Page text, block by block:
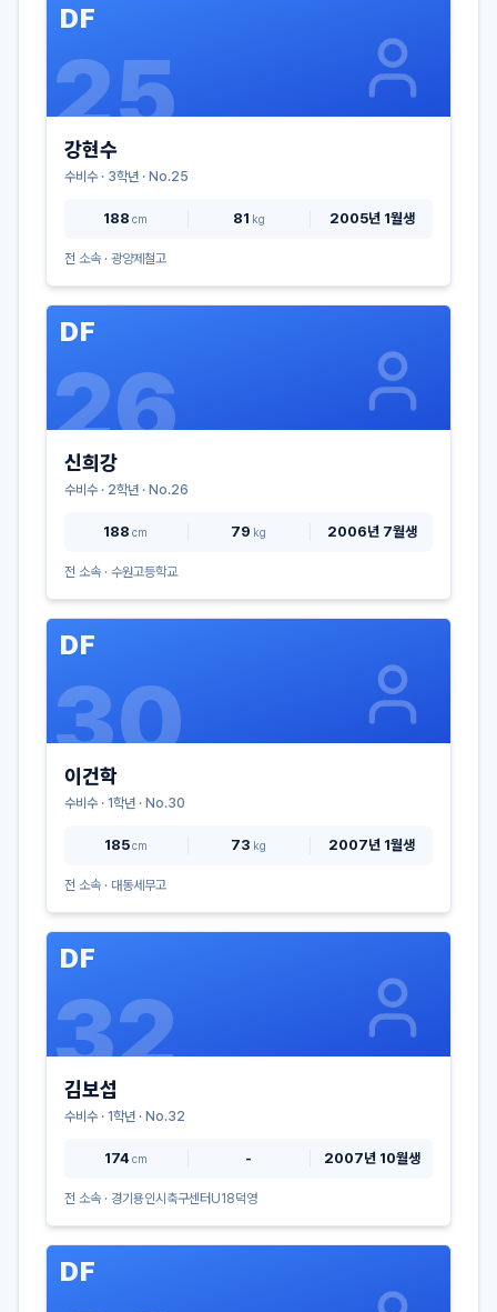
DF
25
강현수
수비수· 3학년 · No.25
188 cm 81 kg 2005년 1월생
전 소속 · 광양제철고
DF
26
신희강
수비수· 2학년 · No.26
188 cm 79 kg 2006년 7월생
전 소속 · 수원고등학교
DF
30
이건학
수비수· 1학년 · No.30
185cm 73 kg 2007년 1월생
전 소속 · 대동세무고
DF
32
김보섭
수비수· 1학년 · No.32
174 cm - 2007년 10월생
전 소속 · 경기용인시축구센터U18덕영
DF